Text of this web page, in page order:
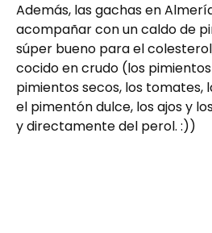
Además, las gachas en
acompañar con un caldo de
súper bueno para el
cocido en crudo (los
pimientos secos, los tomates,
el pimentón dulce, los ajos y
y directamente del perol. :))